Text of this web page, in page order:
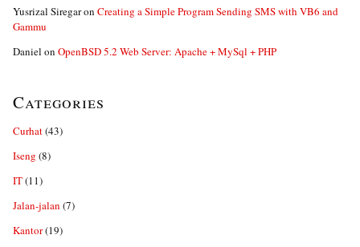
Yusrizal Siregaron Creating a Simple Program Sending SMS with VB6 and
Gammu
Daniel on OpenBSD 5.2 Web Server: Apache + MySql + PHP
Categories
Curhat(43)
Iseng (8)
IT(11)
Jalan-jalan (7)
Kantor(19)